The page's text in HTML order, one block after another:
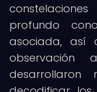
profundo
asociada, así
observación
desarrollaron